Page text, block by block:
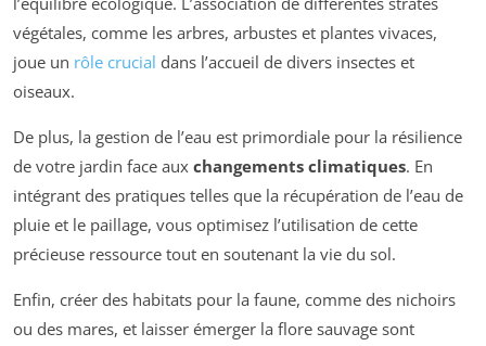
végétales, comme les arbres, arbustes et plantes vivaces,
joue un rôle crucial dans l’accueil de divers insectes et
oiseaux.
De plus, la gestion de l’eau est primordiale pour la résilience
de votre jardin face aux changements climatiques. En
intégrant des pratiques telles que la récupération de l’eau de
pluie et le paillage, vous optimisez l’utilisation de cette
précieuse ressource tout en soutenant la vie du sol.
Enfin, créer des habitats pour la faune, comme des nichoirs
ou des mares, et laisser émerger la flore sauvage sont